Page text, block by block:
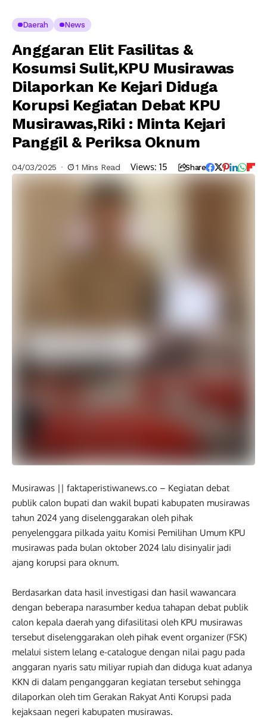
Daerah News
Anggaran Elit Fasilitas &
Kosumsi Sulit,KPU Musirawas
Dilaporkan Ke Kejari Diduga
Korupsi Kegiatan Debat KPU
Musirawas,Riki : Minta Kejari
Panggil & Periksa Oknum
04/03/2025 1 Mins Read Views: 15 Share
Musirawas || faktaperistiwanews.co – Kegiatan debat
publik calon bupati dan wakil bupati kabupaten musirawas
tahun 2024 yang diselenggarakan oleh pihak
penyelenggara pilkada yaitu Komisi Pemilihan Umum KPU
musirawas pada bulan oktober 2024 lalu disinyalir jadi
ajang korupsi para oknum.
Berdasarkan data hasil investigasi dan hasil wawancara
dengan beberapa narasumber kedua tahapan debat publik
calon kepala daerah yang difasilitasi oleh KPU musirawas
tersebut diselenggarakan oleh pihak event organizer (FSK)
melalui sistem lelang e-catalogue dengan nilai pagu pada
anggaran nyaris satu miliyar rupiah dan diduga kuat adanya
KKN di dalam penganggaran kegiatan tersebut sehingga
dilaporkan oleh tim Gerakan Rakyat Anti Korupsi pada
kejaksaan negeri kabupaten musirawas.